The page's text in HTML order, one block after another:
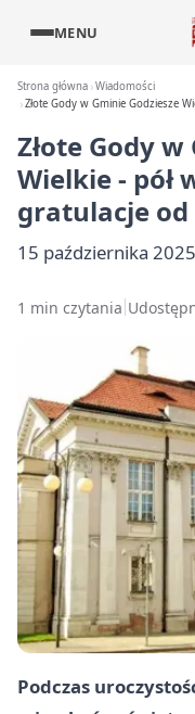
MENU
Strona główna Wiadomości
Złote Gody w Gminie Godziesze
Złote Gody
Wielkie - pół
gratulacje od
15 października 2025
1 min czytania
Podczas